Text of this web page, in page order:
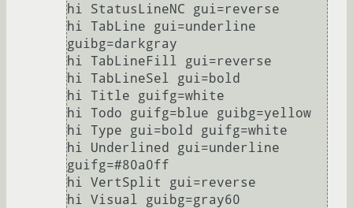
hi StatusLineNC gui=reverse
hi TabLine gui=underline
guibg=darkgray
hi TabLineFill gui=reverse
hi TabLineSel gui=bold
hi Title guifg=white
hi Todo guifg=blue guibg=yellow
hi Type gui=bold guifg=white
hi Underlined gui=underline
guifg=#80a0ff
hi VertSplit gui=reverse
hi Visual guibg=gray60